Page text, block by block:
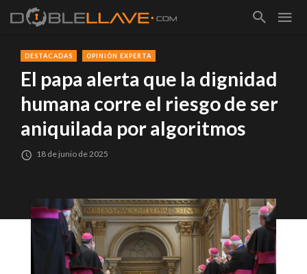
DESTACADAS OPINIÓN EXPERTA
El papa alerta que la dignidad
humana corre el riesgo de ser
aniquilada por algoritmos
18 de junio de 2025